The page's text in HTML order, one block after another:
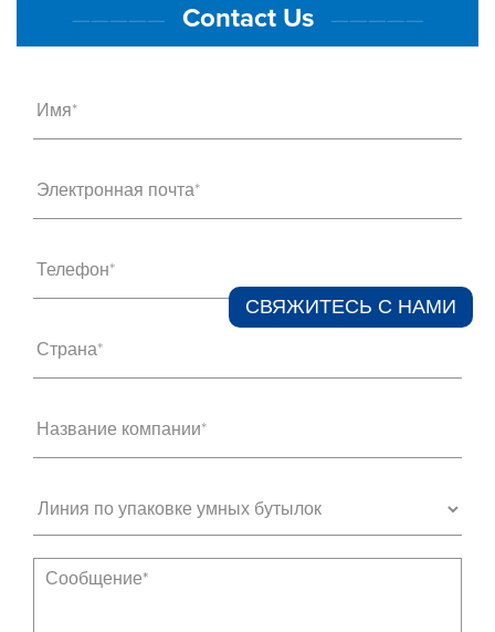
————— Contact Us —————
Имя*
Электронная почта*
Телефон*
Страна*
Название компании*
СВЯЖИТЕСЬ С НАМИ​